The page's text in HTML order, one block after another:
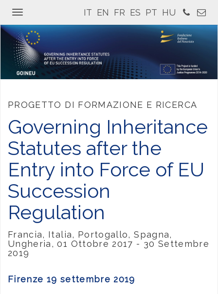
Toggle
navigation
IT EN FR ES PT HU
PROGETTO DI FORMAZIONE E RICERCA
Governing Inheritance
Statutes after the
Entry into Force of EU
Succession
Regulation
Francia, Italia, Portogallo, Spagna,
Ungheria, 01 Ottobre 2017 - 30 Settembre
2019
Firenze 19 settembre 2019